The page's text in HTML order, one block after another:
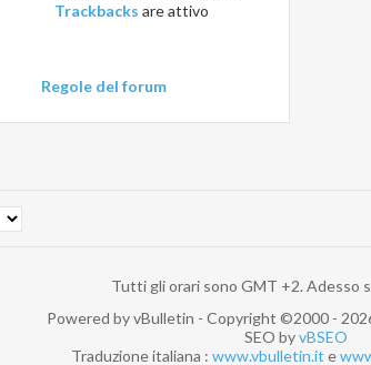
Trackbacks areattivo
Regole del forum
Tutti gli orari sono GMT +2. Adesso
Powered by vBulletin - Copyright ©2000 -
SEO byvBSEO
Traduzione italiana : www.vbulletin.it e